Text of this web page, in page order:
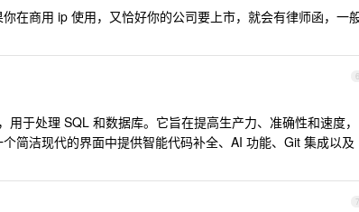
在商用 ip 使用，又恰好你的公司要上市，就会有律师函，一
6
于处理 SQL 和数据库。它旨在提高生产力、准确性和速度，
简洁现代的界面中提供智能代码补全、AI 功能、Git 集成以及
7